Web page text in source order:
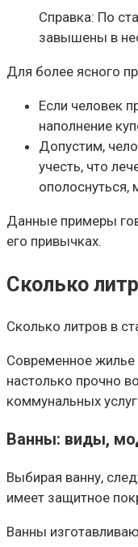
Справка: По
завышены в
Для более ясного
Если человек
наполнение
Допустим,
учесть, что
ополоснуться,
Данные примеры
его привычках.
Сколько
Сколько литров в
Современное жилье
настолько прочно
коммунальных
Ванны: виды,
Выбирая ванну,
имеет защитное
Ванны